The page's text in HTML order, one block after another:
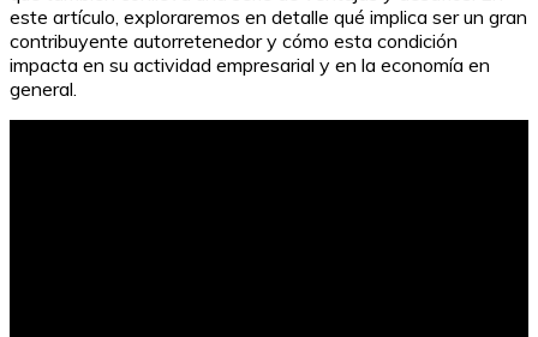
este artículo, exploraremos en detalle qué implica ser un gran
contribuyente autorretenedor y cómo esta condición
impacta en su actividad empresarial y en la economía en
general.